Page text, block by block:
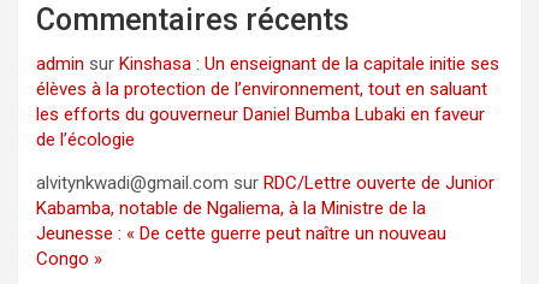
Commentaires récents
admin sur Kinshasa : Un enseignant de la capitale initie ses
élèves à la protection de l’environnement, tout en saluant
les efforts du gouverneur Daniel Bumba Lubaki en faveur
de l’écologie
alvitynkwadi@gmail.com sur RDC/Lettre ouverte de Junior
Kabamba, notable de Ngaliema, à la Ministre de la
Jeunesse : « De cette guerre peut naître un nouveau
Congo »